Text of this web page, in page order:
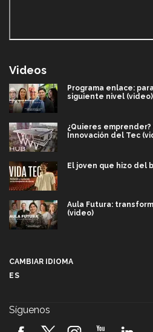
Videos
Programa enlace:
siguiente nivel (video)
¿Quieres
Innovación del Tec
El joven que hizo del
Aula Futura:
(video)
2026! (video)
CAMBIAR IDIOMA
ES
Síguenos